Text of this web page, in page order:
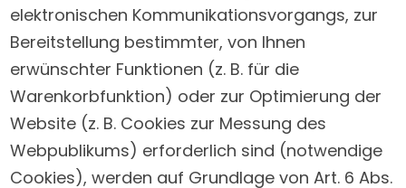
elektronischen Kommunikationsvorgangs, zur
Bereitstellung bestimmter, von Ihnen
erwünschter Funktionen (z. B. für die
Warenkorbfunktion) oder zur Optimierung der
Website (z. B. Cookies zur Messung des
Webpublikums) erforderlich sind (notwendige
Cookies), werden auf Grundlage von Art. 6 Abs.